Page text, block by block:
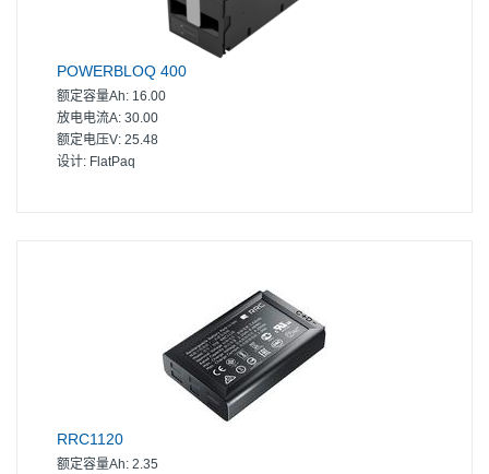
POWERBLOQ 400
额定容量Ah: 16.00
放电电流A: 30.00
额定电压V: 25.48
设计: FlatPaq
RRC1120
额定容量Ah: 2.35